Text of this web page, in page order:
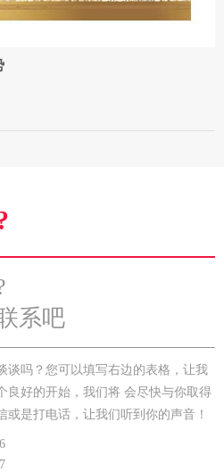
系吧
谈吗？您可以填写右边的表格，让我
良好的开始，我们将 会尽快与你取得
是打电话，让我们听到你的声音！